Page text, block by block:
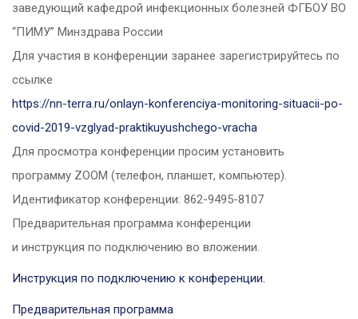
заведующий кафедрой инфекционных болезней ФГБОУ ВО
“ПИМУ” Минздрава России
Для участия в конференции заранее зарегистрируйтесь по
ссылке
https://nn-terra.ru/onlayn-konferenciya-monitoring-situacii-po-
covid-2019-vzglyad-praktikuyushchego-vracha
Для просмотра конференции просим установить
программу ZOOM (телефон, планшет, компьютер).
Идентификатор конференции: 862-9495-8107
Предварительная программа конференции
и инструкция по подключению во вложении.
Инструкция по подключению к конференции.
Предварительная программа